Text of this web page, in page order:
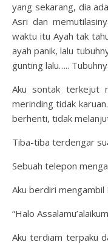
yang sekarang, dia
Asri dan
waktu itu Ayah tak
ayah panik, lalu
gunting lalu…..
Aku sontak terkejut
merinding tidak
berhenti, tidak
Tiba-tiba terdengar
Sebuah telepon
Aku berdiri mengambil
“Halo
Aku terdiam terpaku